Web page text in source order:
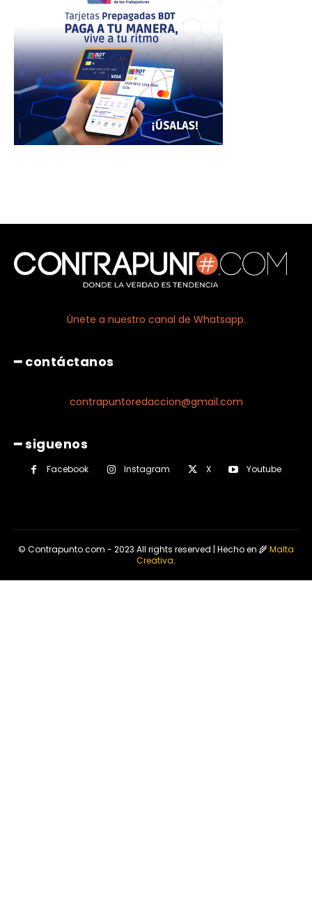
Únete a nuestro canal de Whatsapp.
━ contáctanos
contrapuntoredaccion@gmail.com
━ siguenos
Facebook Instagram X Youtube
© Contrapunto.com - 2023 All rights reserved | Hecho en 🌾Malta
Creativa.